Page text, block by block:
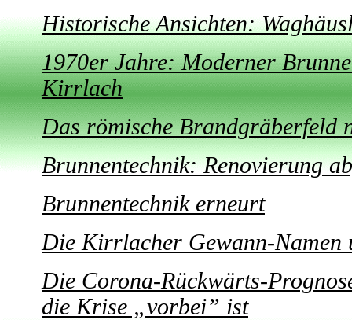
Historische Ansichten:
1970er Jahre: Moderner
Kirrlach
Das römische Brandgräberfeld
Brunnentechnik: Renovierung
Brunnentechnik erneurt
Die Kirrlacher Gewann-Namen
Die Corona-Rückwärts-
die Krise „vorbei” ist